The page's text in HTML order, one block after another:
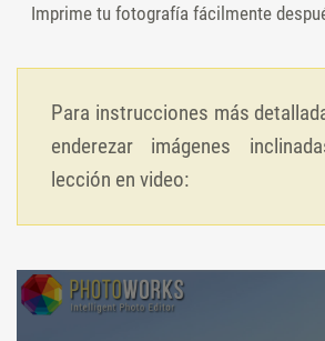
Imprime tu fotografía fácilmente
Para instrucciones más
enderezar imágenes
lección en video: